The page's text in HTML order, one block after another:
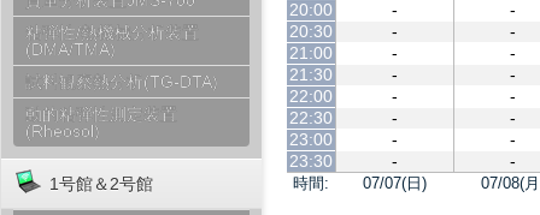
粘弾性/熱機械分析装置
(DMA/TMA)
試料観察熱分析(TG-DTA)
動的粘弾性測定装置
(Rheosol)
1号館＆2号館 時間: 07/07(日) 07/08(
20:00
-
-
20:30
-
-
21:00
-
-
21:30
-
-
22:00
-
-
22:30
-
-
23:00
-
-
23:30
- -